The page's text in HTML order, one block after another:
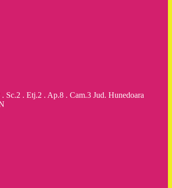
. Etj.2 . Ap.8 . Cam.3 Jud. Hunedoara